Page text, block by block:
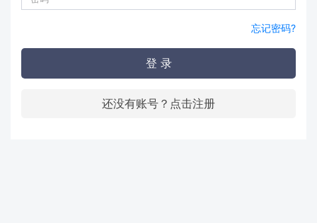
忘记密码?
登 录
还没有账号？点击注册